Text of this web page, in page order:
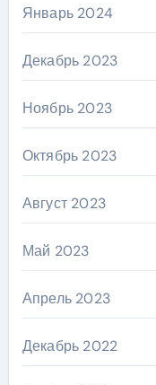
Январь 2024
Декабрь 2023
Ноябрь 2023
Октябрь 2023
Август 2023
Май 2023
Апрель 2023
Декабрь 2022